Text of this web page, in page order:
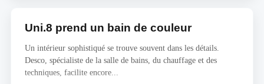
Uni.8 prend un bain de couleur
Un intérieur sophistiqué se trouve souvent dans les détails.
Desco, spécialiste de la salle de bains, du chauffage et des
techniques, facilite encore...